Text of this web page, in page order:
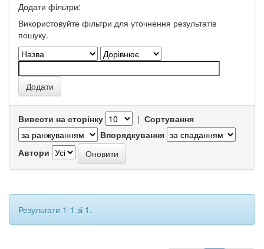
Додати фільтри:
Використовуйте фільтри для уточнення результатів
пошуку.
Вивести на сторінку | Сортування
Впорядкування
Автори
Результати 1-1 зі 1.